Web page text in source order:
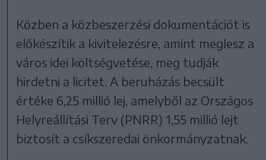
Közben a közbeszerzési dokumentációt is
előkészítik a kivitelezésre, amint meglesz a
város idei költségvetése, meg tudják
hirdetni a licitet. A beruházás becsült
értéke 6,25 millió lej, amelyből az Országos
Helyreállítási Terv (PNRR) 1,55 millió lejt
biztosít a csíkszeredai önkormányzatnak.